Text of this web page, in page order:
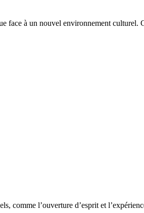
face à un nouvel environnement culturel.
comme l’ouverture d’esprit et